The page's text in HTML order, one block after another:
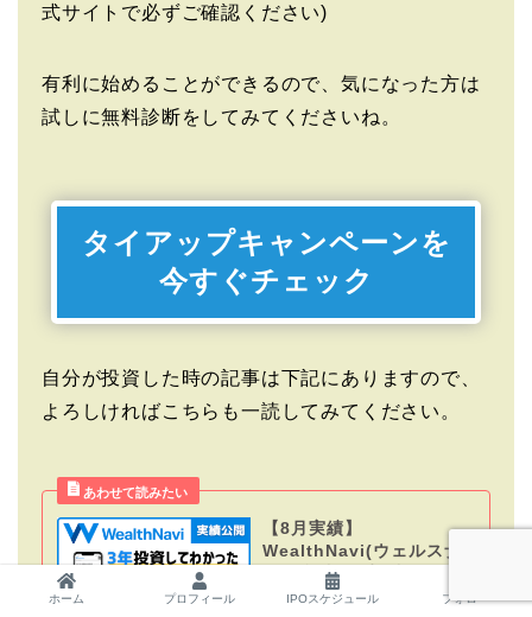
式サイトで必ずご確認ください)
有利に始めることができるので、気になった方は
試しに無料診断をしてみてくださいね。
タイアップキャンペーンを
今すぐチェック
自分が投資した時の記事は下記にありますので、
よろしければこちらも一読してみてください。
【8月実績】
WealthNavi(ウェルスナ
ビ)の評判は手数料が原
因?? 大儲けか元本割れか
ホーム プロフィール IPOスケジュール フォロー